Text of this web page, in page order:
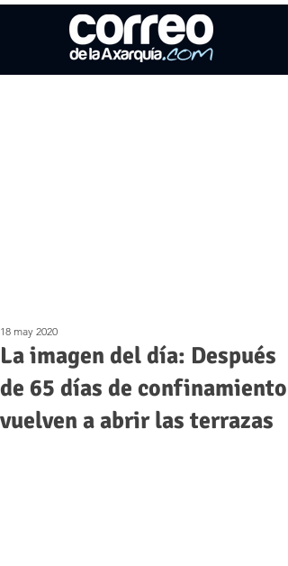
La imagen del día: Después
de 65 días de confinamiento
vuelven a abrir las terrazas
18 may 2020